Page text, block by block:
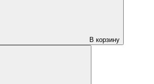
В корзину